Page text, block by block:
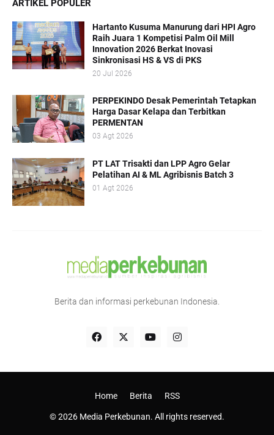
ARTIKEL POPULER
Hartanto Kusuma Manurung dari HPI Agro
Raih Juara 1 Kompetisi Palm Oil Mill
Innovation 2026 Berkat Inovasi
Sinkronisasi HS & VS di PKS
20 Jul 2026
PERPEKINDO Desak Pemerintah Tetapkan
Harga Dasar Kelapa dan Terbitkan
PERMENTAN
03 Agt 2026
PT LAT Trisakti dan LPP Agro Gelar
Pelatihan AI & ML Agribisnis Batch 3
01 Agt 2026
Berita dan informasi perkebunan Indonesia.
© 2026 Media Perkebunan. All rights reserved.
Home Berita RSS